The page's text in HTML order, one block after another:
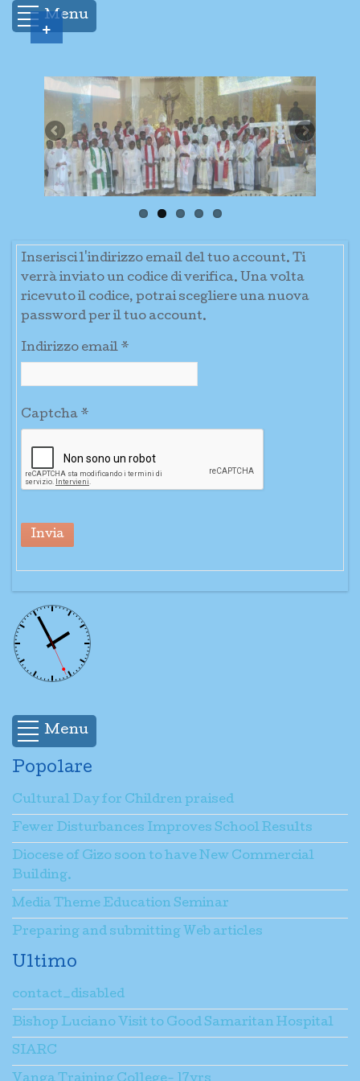
Menu
Inserisci l'indirizzo email del tuo account. Ti
verrà inviato un codice di verifica. Una volta
ricevuto il codice, potrai scegliere una nuova
password per il tuo account.
Indirizzo email *
Captcha *
Invia
Menu
Popolare
Cultural Day for Children praised
Fewer Disturbances Improves School Results
Diocese of Gizo soon to have New Commercial
Building.
Media Theme Education Seminar
Preparing and submitting Web articles
Ultimo
contact_disabled
Bishop Luciano Visit to Good Samaritan Hospital
SIARC
+